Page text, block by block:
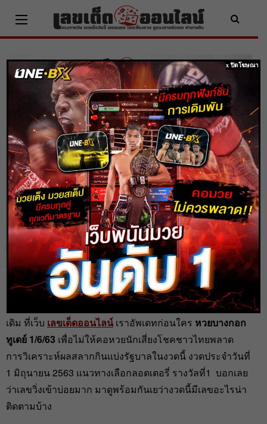
content
หวยบางกอกทูเดย์ 1/6/63 รวมเลขเด่นงวด
นี้ วิเคราะห์ผลสุดแม่น
Home เลขเด็ดหวยดัง หวยบางกอกทูเดย์ 1/6/63 รวมเลขเด่นงวดนี้ วิเคราะห์ผลสุดแม่น
admin 27 พ.ค. 2020
มาแล้วจ้าเลขเด็ดสุดแม่นที่สุดของประเทศไทย เจ้าเก่า เจ้า
เดิม ที่เว็บ เลขเด็ดออนไลน์ เราอัพเดทก่อนใคร หวยบางกอก
ทูเดย์ 1/6/63 เพื่อไม่ให้คอหวยนักเสี่ยงโชคชาวไทยพลาด
การวิเคราะห์ผลสลากกินแบ่งรัฐบาลในงวดนี้ งวดประจำวันที่
1 มิถุนายน 2563 แนวทางเลือกลอตเตอรี่ รางวัลที่1 บอกเลย
ว่าเลขวิ่งเข้าบ่อยมาก มาดูพร้อมกันเยว่างวดนี้มีเลขอะไรน่า
ติดตามบ้าง
x ปิดโฆษณา